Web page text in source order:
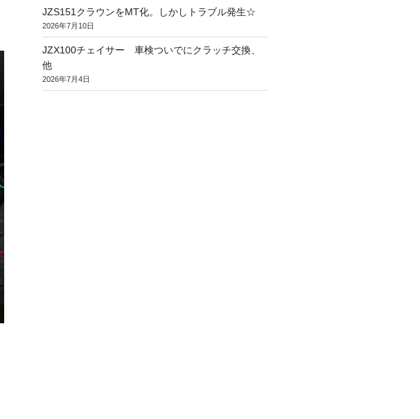
JZS151クラウンをMT化。しかしトラブル発生☆
2026年7月10日
JZX100チェイサー 車検ついでにクラッチ交換、
他
2026年7月4日